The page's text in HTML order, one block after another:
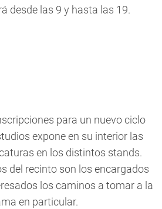
desde las 9 y hasta las 19.
para un nuevo ciclo
expone en su interior las
en los distintos stands.
del recinto son los encargados
los caminos a tomar a la
en particular.